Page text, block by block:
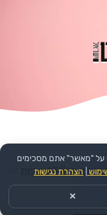
אריק זאבי || 43 שניות
על "מאשר" אתם מסכימים
הצהרת נגישות
✕